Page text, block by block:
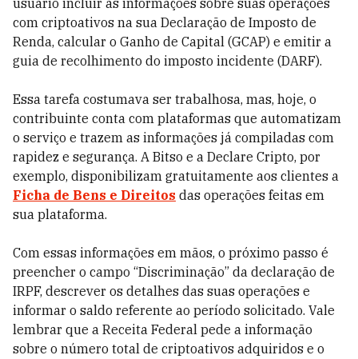
usuário incluir as informações sobre suas operações
com criptoativos na sua Declaração de Imposto de
Renda, calcular o Ganho de Capital (GCAP) e emitir a
guia de recolhimento do imposto incidente (DARF).
Essa tarefa costumava ser trabalhosa, mas, hoje, o
contribuinte conta com plataformas que automatizam
o serviço e trazem as informações já compiladas com
rapidez e segurança. A Bitso e a Declare Cripto, por
exemplo, disponibilizam gratuitamente aos clientes a
Ficha de Bens e Direitos das operações feitas em
sua plataforma.
Com essas informações em mãos, o próximo passo é
preencher o campo “Discriminação” da declaração de
IRPF, descrever os detalhes das suas operações e
informar o saldo referente ao período solicitado. Vale
lembrar que a Receita Federal pede a informação
sobre o número total de criptoativos adquiridos e o